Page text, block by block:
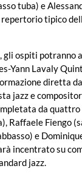
tuba) e
tipico
, gli ospiti potranno
Yann Lavaly
diretta
jazz e
da
Raffaele Fiengo
e
incentrato su
jazz.